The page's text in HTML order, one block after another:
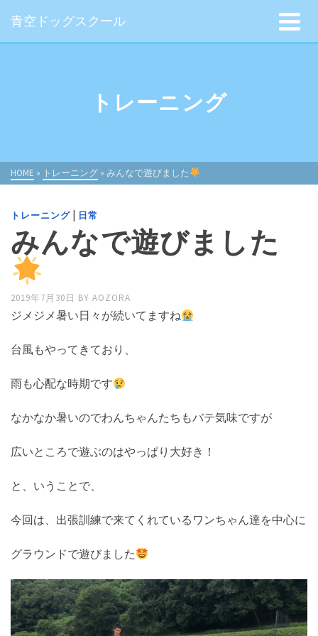
青空ドッグスクール
トレーニング
HOME » トレーニング » みんなで遊びました
トレーニング | 日常
みんなで遊びました
2019年7月30日 BY AOZORA
ジメジメ暑い日々が続いてますね
台風もやってきており、
雨も心配な時期です
なかなか暑いのでわんちゃんたちもバテ気味ですが
広いところで遊ぶのはやっぱり大好き！
と、いうことで、
今回は、出張訓練で来てくれているワンちゃん達を中心に
グラウンドで遊びました